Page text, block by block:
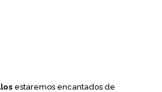
estaremos encantados de